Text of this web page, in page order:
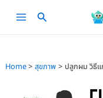
Main
Home สุขภาพ ปลูกผม วิธีแ